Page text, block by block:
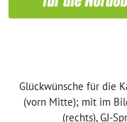
Glückwünsche für die
(vorn Mitte); mit im
(rechts), GJ-